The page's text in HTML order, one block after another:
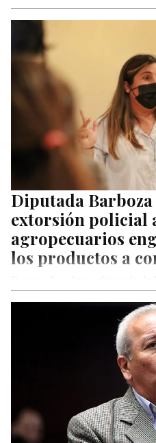
ha generado…
Diputada
extorsión policial
agropecuarios
los productos a
por Voluntad Popular, alertó